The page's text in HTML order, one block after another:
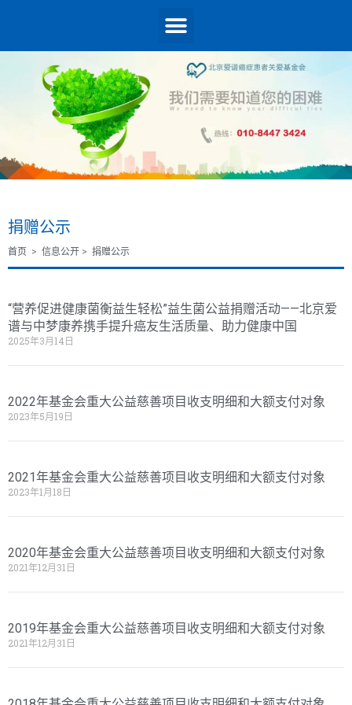
捐赠公示
首页 > 信息公开 > 捐赠公示
“营养促进健康菌衡益生轻松”益生菌公益捐赠活动——北京爱
谱与中梦康养携手提升癌友生活质量、助力健康中国
2025年3月14日
2022年基金会重大公益慈善项目收支明细和大额支付对象
2023年5月19日
2021年基金会重大公益慈善项目收支明细和大额支付对象
2023年1月18日
2020年基金会重大公益慈善项目收支明细和大额支付对象
2021年12月31日
2019年基金会重大公益慈善项目收支明细和大额支付对象
2021年12月31日